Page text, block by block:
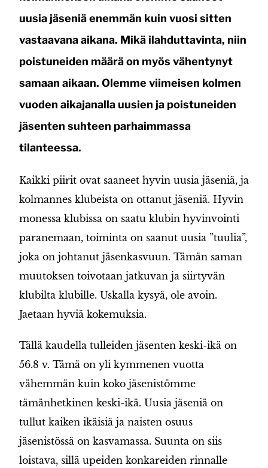
uusia jäseniä enemmän kuin vuosi sitten
vastaavana aikana. Mikä ilahduttavinta, niin
poistuneiden määrä on myös vähentynyt
samaan aikaan. Olemme viimeisen kolmen
vuoden aikajanalla uusien ja poistuneiden
jäsenten suhteen parhaimmassa
tilanteessa.
Kaikki piirit ovat saaneet hyvin uusia jäseniä, ja
kolmannes klubeista on ottanut jäseniä. Hyvin
monessa klubissa on saatu klubin hyvinvointi
paranemaan, toiminta on saanut uusia ”tuulia”,
joka on johtanut jäsenkasvuun. Tämän saman
muutoksen toivotaan jatkuvan ja siirtyvän
klubilta klubille. Uskalla kysyä, ole avoin.
Jaetaan hyviä kokemuksia.
Tällä kaudella tulleiden jäsenten keski-ikä on
56.8 v. Tämä on yli kymmenen vuotta
vähemmän kuin koko jäsenistömme
tämänhetkinen keski-ikä. Uusia jäseniä on
tullut kaiken ikäisiä ja naisten osuus
jäsenistössä on kasvamassa. Suunta on siis
loistava, sillä upeiden konkareiden rinnalle